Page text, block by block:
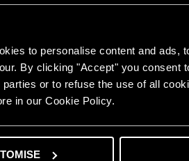
to personalise content and ads,
By clicking "Accept" you consent
or to refuse the use of all
in our Cookie Policy.